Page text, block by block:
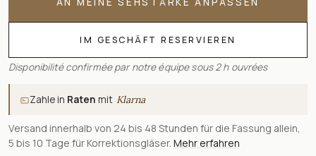
IM GESCHÄFT RESERVIEREN
Disponibilité confirmée par notre équipe sous 2 h ouvrées
Zahle in Raten mit Klarna
Versand innerhalb von 24 bis 48 Stunden für die Fassung allein,
5 bis 10 Tage für Korrektionsgläser. Mehr erfahren